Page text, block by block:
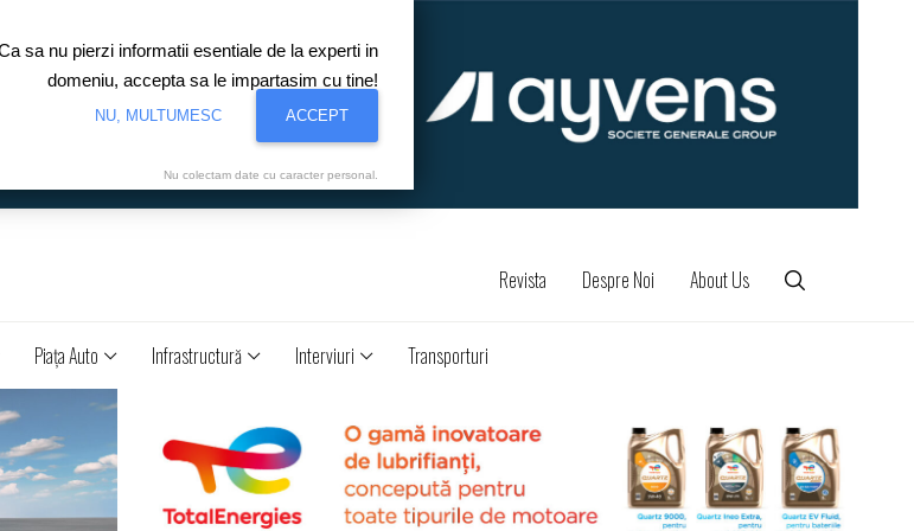
Revista Despre Noi About Us
Piaţa Auto Infrastructură Interviuri Transporturi
sa nu pierzi informatii esentiale de la experti in
domeniu, accepta sa le impartasim cu tine!
NU, MULTUMESC ACCEPT
Nu colectam date cu caracter personal.